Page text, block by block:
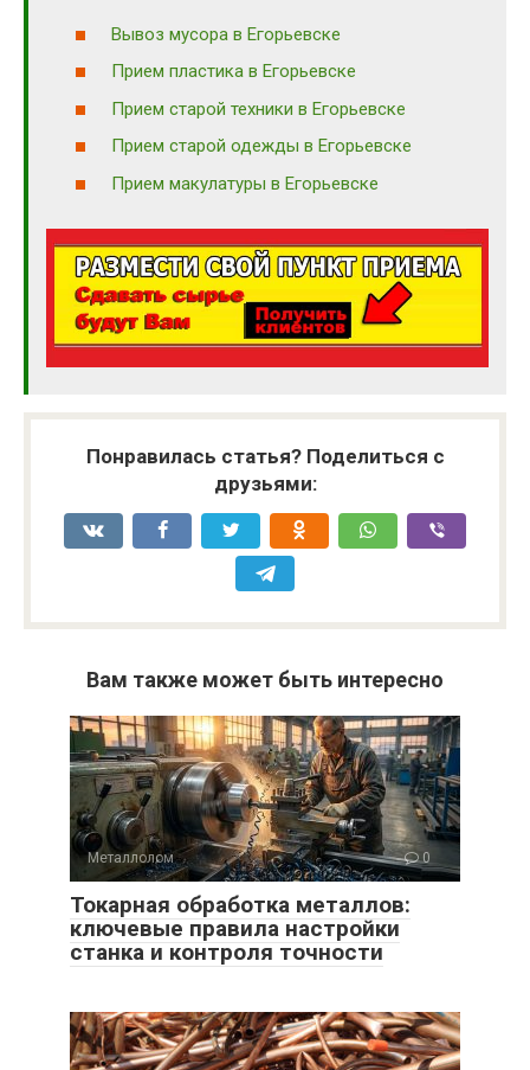
Вывоз мусора в Егорьевске
Прием пластика в Егорьевске
Прием старой техники в Егорьевске
Прием старой одежды в Егорьевске
Прием макулатуры в Егорьевске
Понравилась статья? Поделиться с
друзьями:
Вам также может быть интересно
Металлолом 0
Токарная обработка металлов:
ключевые правила настройки
станка и контроля точности